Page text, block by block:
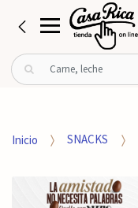
B
u
rInicio SNACKS